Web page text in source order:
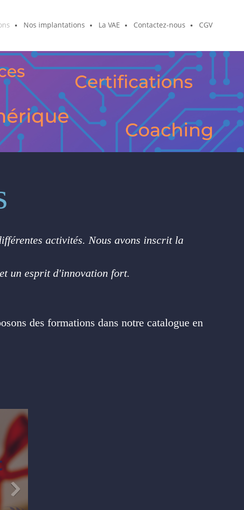
Nos implantations La VAE Contactez-nous CGV
activités. Nous avons inscrit la
un esprit d'innovation fort.
des formations dans notre catalogue en